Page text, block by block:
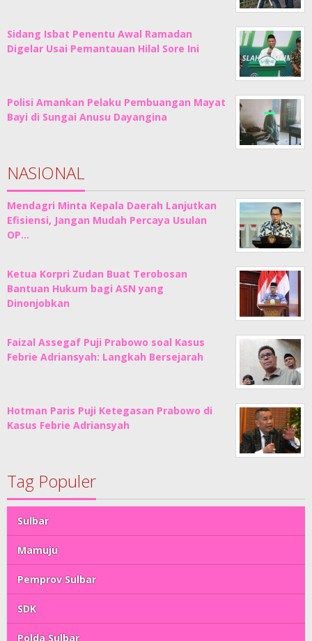
Sidang Isbat Penentu Awal Ramadan
Digelar Usai Pemantauan Hilal Sore Ini
Polisi Amankan Pelaku Pembuangan Mayat
Bayi di Sungai Anusu Dayangina
NASIONAL
Mendagri Minta Kepala Daerah Lanjutkan
Efisiensi, Jangan Mudah Percaya Usulan
OP…
Ketua Korpri Zudan Buat Terobosan
Bantuan Hukum bagi ASN yang
Dinonjobkan
Faizal Assegaf Puji Prabowo soal Kasus
Febrie Adriansyah: Langkah Bersejarah
Hotman Paris Puji Ketegasan Prabowo di
Kasus Febrie Adriansyah
Tag Populer
Sulbar
Mamuju
Pemprov Sulbar
SDK
Polda Sulbar